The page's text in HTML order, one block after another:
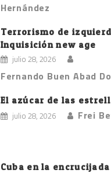
Hernández
Terrorismo de
Inquisición new age
julio 28, 2026
Fernando Buen Abad
El azúcar de las
julio 28, 2026 Frei
Cuba en la